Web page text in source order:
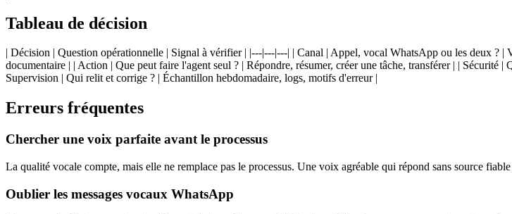
Tableau de décision
| Décision | Question opérationnelle | Signal à vérifier | |---|---|---| | Canal | Appel, vocal WhatsApp ou les deux ?
documentaire | | Action | Que peut faire l'agent seul ? | Répondre, résumer, créer une tâche, transférer | |
Supervision | Qui relit et corrige ? | Échantillon hebdomadaire, logs, motifs d'erreur |
Erreurs fréquentes
Chercher une voix parfaite avant le processus
La qualité vocale compte, mais elle ne remplace pas le processus. Une voix agréable qui répond sans source
Oublier les messages vocaux WhatsApp